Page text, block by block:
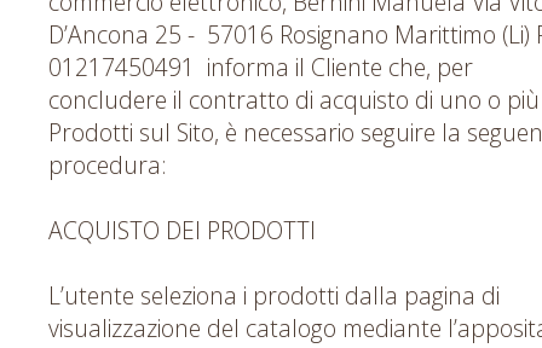
D’Ancona 25 - 57016 Rosignano Marittimo (Li)
01217450491 informa il Cliente che, per
concludere il contratto di acquisto di uno o più
Prodotti sul Sito, è necessario seguire la
procedura:
ACQUISTO DEI PRODOTTI
L’utente seleziona i prodotti dalla pagina di
visualizzazione del catalogo mediante